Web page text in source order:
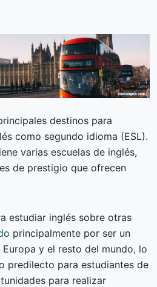
destinos para
como segundo idioma (ESL).
varias escuelas de inglés,
de prestigio que ofrecen
estudiar inglés sobre otras
principalmente por ser un
y el resto del mundo, lo
predilecto para estudiantes de
para realizar